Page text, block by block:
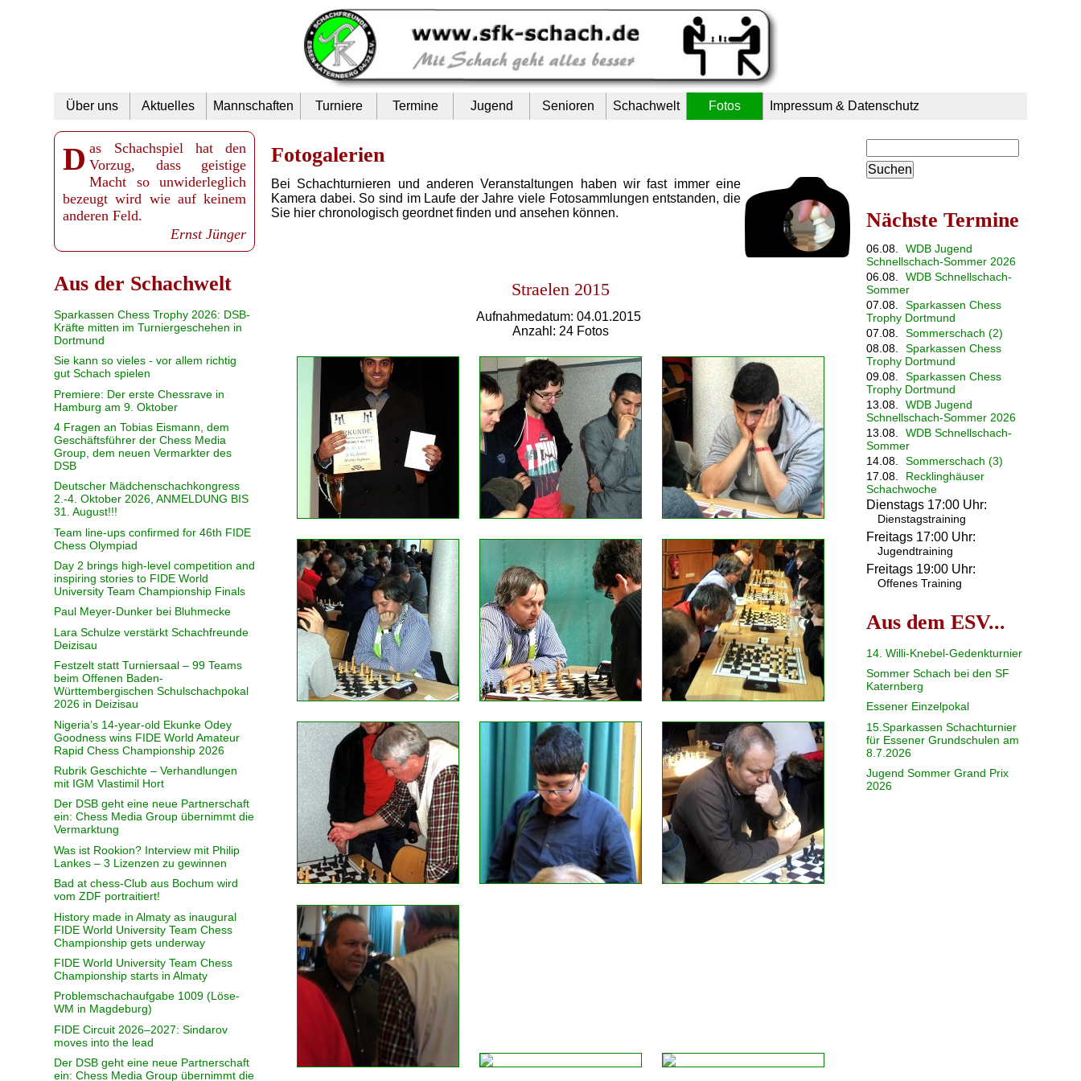
Navigation
überspringen
Über uns Aktuelles Mannschaften Turniere Termine Jugend Senioren Schachwelt Fotos Impressum & Datenschutz
Fotogalerien
Bei Schachturnieren und anderen Veranstaltungen haben wir fast immer eine
Kamera dabei. So sind im Laufe der Jahre viele Fotosammlungen entstanden, die
Sie hier chronologisch geordnet finden und ansehen können.
Straelen 2015
Aufnahmedatum: 04.01.2015
Anzahl: 24 Fotos
Das Schachspiel hat den Vorzug, dass geistige
Macht so unwiderleglich
bezeugt wird wie auf keinem
anderen Feld.
Ernst Jünger
Aus der Schachwelt
Sparkassen Chess Trophy 2026: DSB-
Kräfte mitten im Turniergeschehen in
Dortmund
Sie kann so vieles - vor allem richtig
gut Schach spielen
Premiere: Der erste Chessrave in
Hamburg am 9. Oktober
4 Fragen an Tobias Eismann, dem
Geschäftsführer der Chess Media
Group, dem neuen Vermarkter des
DSB
Deutscher Mädchenschachkongress
2.-4. Oktober 2026, ANMELDUNG BIS
31. August!!!
Team line-ups confirmed for 46th FIDE
Chess Olympiad
Day 2 brings high-level competition and
inspiring stories to FIDE World
University Team Championship Finals
Paul Meyer-Dunker bei Bluhmecke
Lara Schulze verstärkt Schachfreunde
Deizisau
Festzelt statt Turniersaal – 99 Teams
beim Offenen Baden-
Württembergischen Schulschachpokal
2026 in Deizisau
Nigeria’s 14-year-old Ekunke Odey
Goodness wins FIDE World Amateur
Rapid Chess Championship 2026
Rubrik Geschichte – Verhandlungen
mit IGM Vlastimil Hort
Der DSB geht eine neue Partnerschaft
ein: Chess Media Group übernimmt die
Vermarktung
Was ist Rookion? Interview mit Philip
Lankes – 3 Lizenzen zu gewinnen
Bad at chess-Club aus Bochum wird
vom ZDF portraitiert!
History made in Almaty as inaugural
FIDE World University Team Chess
Championship gets underway
FIDE World University Team Chess
Championship starts in Almaty
Problemschachaufgabe 1009 (Löse-
WM in Magdeburg)
FIDE Circuit 2026–2027: Sindarov
moves into the lead
Der DSB geht eine neue Partnerschaft
ein: Chess Media Group übernimmt die
Nächste Termine
06.08.
WDB Jugend
Schnellschach-Sommer 2026
06.08.
WDB Schnellschach-
Sommer
07.08.
Sparkassen Chess
Trophy Dortmund
07.08.
Sommerschach (2)
08.08.
Sparkassen Chess
Trophy Dortmund
09.08.
Sparkassen Chess
Trophy Dortmund
13.08.
WDB Jugend
Schnellschach-Sommer 2026
13.08.
WDB Schnellschach-
Sommer
14.08.
Sommerschach (3)
17.08.
Recklinghäuser
Schachwoche
Dienstags 17:00 Uhr:
Dienstagstraining
Freitags 17:00 Uhr:
Jugendtraining
Freitags 19:00 Uhr:
Offenes Training
Aus dem ESV...
14. Willi-Knebel-Gedenkturnier
Sommer Schach bei den SF
Katernberg
Essener Einzelpokal
15.Sparkassen Schachturnier
für Essener Grundschulen am
8.7.2026
Jugend Sommer Grand Prix
2026